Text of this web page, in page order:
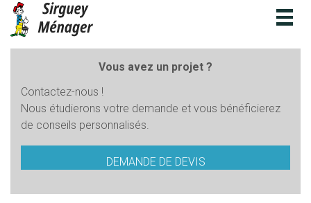
Vous avez un projet ?
Contactez-nous !
Nous étudierons votre demande et vous bénéficierez
de conseils personnalisés.
DEMANDE DE DEVIS